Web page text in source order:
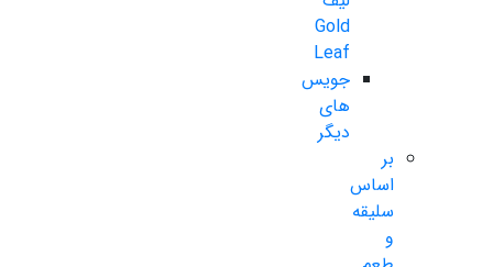
Gold
Leaf
جویس
های
دیگر
بر
اساس
سلیقه
و